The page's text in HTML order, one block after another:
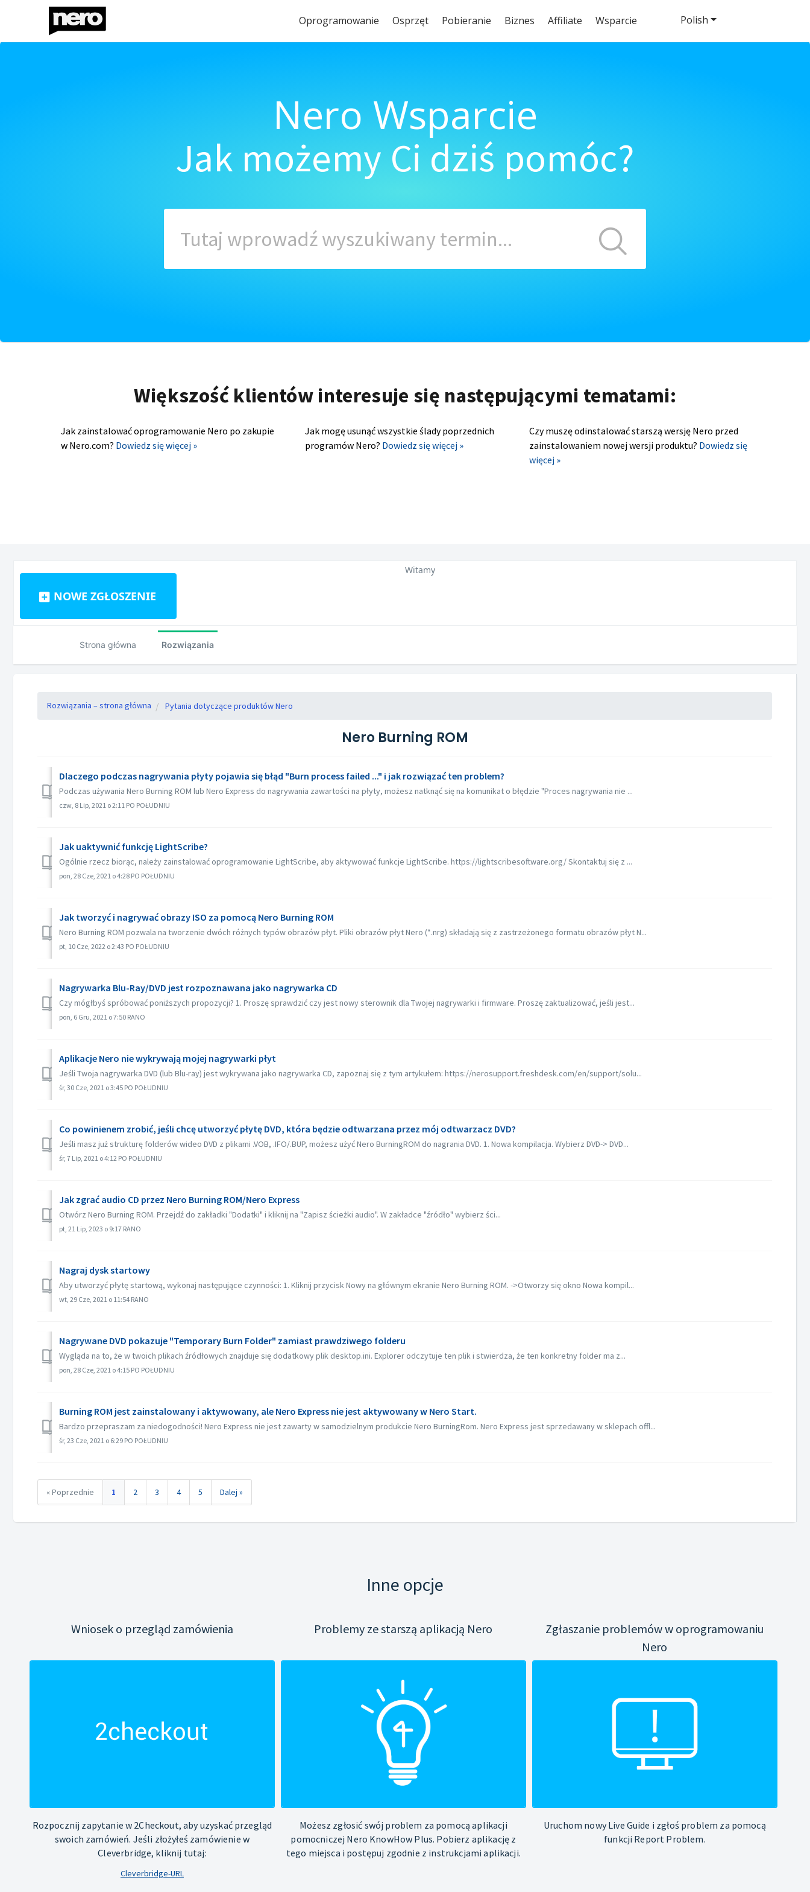
Oprogramowanie Osprzęt Pobieranie Biznes Affiliate Wsparcie
Nero Wsparcie
Jak możemy Ci dziś pomóc?
Większość klientów interesuje się następującymi tematami:
Jak zainstalować oprogramowanie Nero po zakupie
w Nero.com? Dowiedz się więcej »
Jak mogę usunąć wszystkie ślady poprzednich
programów Nero? Dowiedz się więcej »
Czy muszę odinstalować starszą wersję Nero przed
zainstalowaniem nowej wersji produktu? Dowiedz się
więcej »
NOWE ZGŁOSZENIE
Polish
Witamy
Strona główna Rozwiązania
Rozwiązania – strona główna Pytania dotyczące produktów Nero
Nero Burning ROM
Dlaczego podczas nagrywania płyty pojawia się błąd "Burn process failed ..." i jak rozwiązać ten problem?
Podczas używania Nero Burning ROM lub Nero Express do nagrywania zawartości na płyty, możesz natknąć się na komunikat o błędzie "Proces nagrywania nie ...
czw, 8 Lip, 2021 o 2:11 PO POŁUDNIU
Jak uaktywnić funkcję LightScribe?
Ogólnie rzecz biorąc, należy zainstalować oprogramowanie LightScribe, aby aktywować funkcje LightScribe. https://lightscribesoftware.org/ Skontaktuj się z ...
pon, 28 Cze, 2021 o 4:28 PO POŁUDNIU
Jak tworzyć i nagrywać obrazy ISO za pomocą Nero Burning ROM
Nero Burning ROM pozwala na tworzenie dwóch różnych typów obrazów płyt. Pliki obrazów płyt Nero (*.nrg) składają się z zastrzeżonego formatu obrazów płyt N...
pt, 10 Cze, 2022 o 2:43 PO POŁUDNIU
Nagrywarka Blu-Ray/DVD jest rozpoznawana jako nagrywarka CD
Czy mógłbyś spróbować poniższych propozycji? 1. Proszę sprawdzić czy jest nowy sterownik dla Twojej nagrywarki i firmware. Proszę zaktualizować, jeśli jest...
pon, 6 Gru, 2021 o 7:50 RANO
Aplikacje Nero nie wykrywają mojej nagrywarki płyt
Jeśli Twoja nagrywarka DVD (lub Blu-ray) jest wykrywana jako nagrywarka CD, zapoznaj się z tym artykułem: https://nerosupport.freshdesk.com/en/support/solu...
śr, 30 Cze, 2021 o 3:45 PO POŁUDNIU
Co powinienem zrobić, jeśli chcę utworzyć płytę DVD, która będzie odtwarzana przez mój odtwarzacz DVD?
Jeśli masz już strukturę folderów wideo DVD z plikami .VOB, .IFO/.BUP, możesz użyć Nero BurningROM do nagrania DVD. 1. Nowa kompilacja. Wybierz DVD-> DVD...
śr, 7 Lip, 2021 o 4:12 PO POŁUDNIU
Jak zgrać audio CD przez Nero Burning ROM/Nero Express
Otwórz Nero Burning ROM. Przejdź do zakładki "Dodatki" i kliknij na "Zapisz ścieżki audio". W zakładce "źródło" wybierz ści...
pt, 21 Lip, 2023 o 9:17 RANO
Nagraj dysk startowy
Aby utworzyć płytę startową, wykonaj następujące czynności: 1. Kliknij przycisk Nowy na głównym ekranie Nero Burning ROM. ->Otworzy się okno Nowa kompil...
wt, 29 Cze, 2021 o 11:54 RANO
Nagrywane DVD pokazuje "Temporary Burn Folder" zamiast prawdziwego folderu
Wygląda na to, że w twoich plikach źródłowych znajduje się dodatkowy plik desktop.ini. Explorer odczytuje ten plik i stwierdza, że ten konkretny folder ma z...
pon, 28 Cze, 2021 o 4:15 PO POŁUDNIU
Burning ROM jest zainstalowany i aktywowany, ale Nero Express nie jest aktywowany w Nero Start.
Bardzo przepraszam za niedogodności! Nero Express nie jest zawarty w samodzielnym produkcie Nero BurningRom. Nero Express jest sprzedawany w sklepach offl...
śr, 23 Cze, 2021 o 6:29 PO POŁUDNIU
« Poprzednie 1 2 3 4 5 Dalej »
Inne opcje
Wniosek o przegląd zamówienia
Rozpocznij zapytanie w 2Checkout, aby uzyskać przegląd
swoich zamówień. Jeśli złożyłeś zamówienie w
Cleverbridge, kliknij tutaj:
Cleverbridge-URL
Problemy ze starszą aplikacją Nero
Możesz zgłosić swój problem za pomocą aplikacji
pomocniczej Nero KnowHow Plus. Pobierz aplikację z
tego miejsca i postępuj zgodnie z instrukcjami aplikacji.
Zgłaszanie problemów w oprogramowaniu
Nero
Uruchom nowy Live Guide i zgłoś problem za pomocą
funkcji Report Problem.